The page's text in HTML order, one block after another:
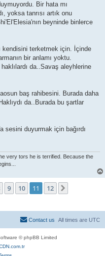
Bir hata mı
yoksa tanrısı artık onu
beyninde binlerce
kendisini terketmek için. İçinde
bir anlamı yoktu.
da..Savaş aleyhlerine
baş rahibesini. Burada daha
da..Burada bu şartlar
sesini duyurmak için bağırdı
very tors he is terrified. Because the
9 10 11 12
All times are UTC
Contact us
© phpBB Limited